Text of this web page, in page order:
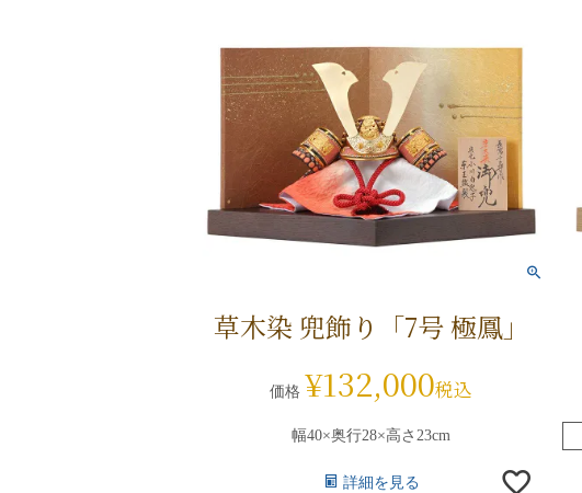
草木染 兜飾り「7号 極鳳」
価格 ¥132,000税込
幅40×奥行28×高さ23cm
詳細を見る